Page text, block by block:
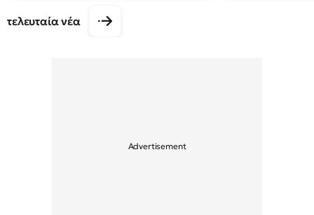
τελευταία νέα